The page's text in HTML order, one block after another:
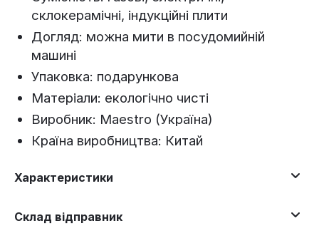
склокерамічні, індукційні плити
Догляд: можна мити в посудомийній
машині
Упаковка: подарункова
Матеріали: екологічно чисті
Виробник: Maestro (Україна)
Країна виробництва: Китай
Характеристики
Склад відправник